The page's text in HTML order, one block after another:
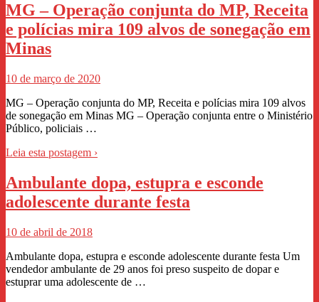
MG – Operação conjunta do MP, Receita
e polícias mira 109 alvos de sonegação em
Minas
10 de março de 2020
MG – Operação conjunta do MP, Receita e polícias mira 109 alvos
de sonegação em Minas MG – Operação conjunta entre o Ministério
Público, policiais …
Leia esta postagem ›
Ambulante dopa, estupra e esconde
adolescente durante festa
10 de abril de 2018
Ambulante dopa, estupra e esconde adolescente durante festa Um
vendedor ambulante de 29 anos foi preso suspeito de dopar e
estuprar uma adolescente de …